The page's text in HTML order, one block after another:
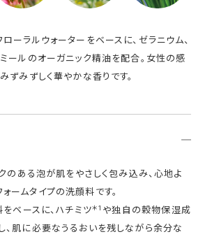
ーラルウォーターをベースに、ゼラニウム、
ールのオーガニック精油を配合。女性の感
ずみずしく華やかな香りです。
のある泡が肌をやさしく包み込み、心地よ
ームタイプの洗顔料です。
ベースに、ハチミツ＊1 や独自の穀物保湿成
、肌に必要なうるおいを残しながら余分な